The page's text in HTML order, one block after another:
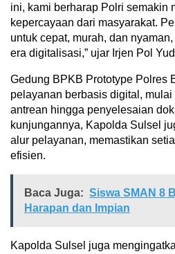
ini, kami berharap Polri semakin
kepercayaan dari masyarakat.
untuk cepat, murah, dan
era digitalisasi,” ujar Irjen Pol
Gedung BPKB Prototype Polres
pelayanan berbasis digital,
antrean hingga penyelesaian
kunjungannya, Kapolda Sulsel
alur pelayanan, memastikan
efisien.
Baca Juga: Siswa SMAN 8
Harapan dan Impian
Kapolda Sulsel juga